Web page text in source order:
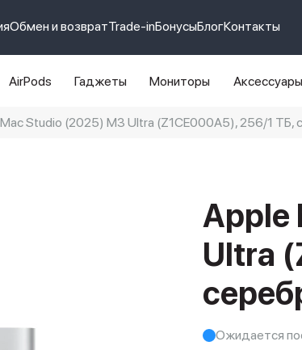
Обмен и возвратTrade-inБонусыБлогКонтакты
AirPods Гаджеты Мониторы Аксессуары
Studio (2025) M3 Ultra (Z1CE000A5), 256/1 ТБ,
Apple
Ultra
Ожидается